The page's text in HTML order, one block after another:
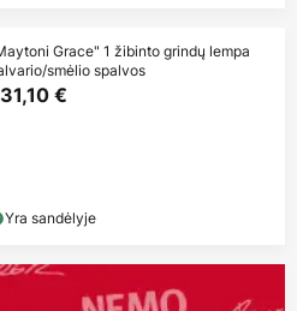
Grace" 1 žibinto grindų lempa
smėlio spalvos
€
Yra sandėlyje